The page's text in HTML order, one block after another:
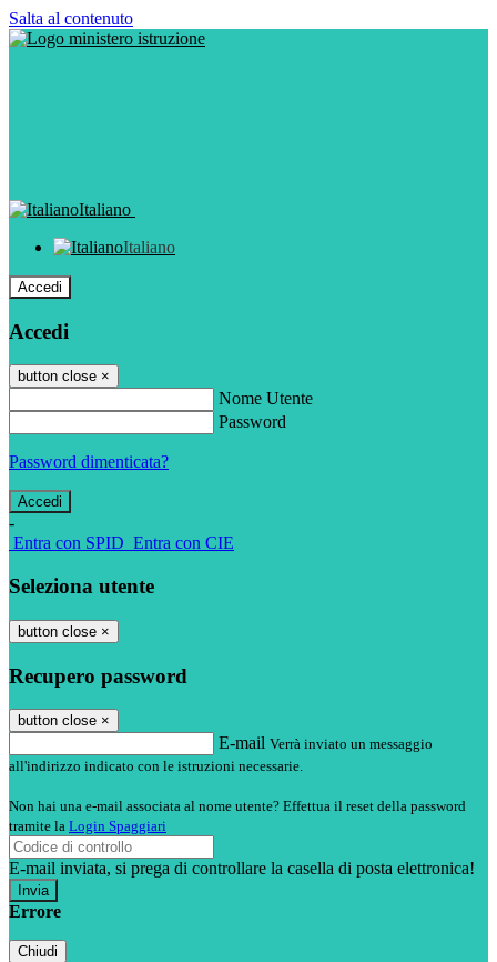
Salta al contenuto
Italiano
Italiano
Accedi
Accedi
button close ×
Nome Utente
Password
Password dimenticata?
-
Entra con SPID Entra con CIE
Seleziona utente
button close ×
Recupero password
button close ×
E-mail Verrà inviato un messaggio
all'indirizzo indicato con le istruzioni necessarie.
Non hai una e-mail associata al nome utente? Effettua il reset della password
tramite la Login Spaggiari
E-mail inviata, si prega di controllare la casella di posta elettronica!
Errore
Chiudi